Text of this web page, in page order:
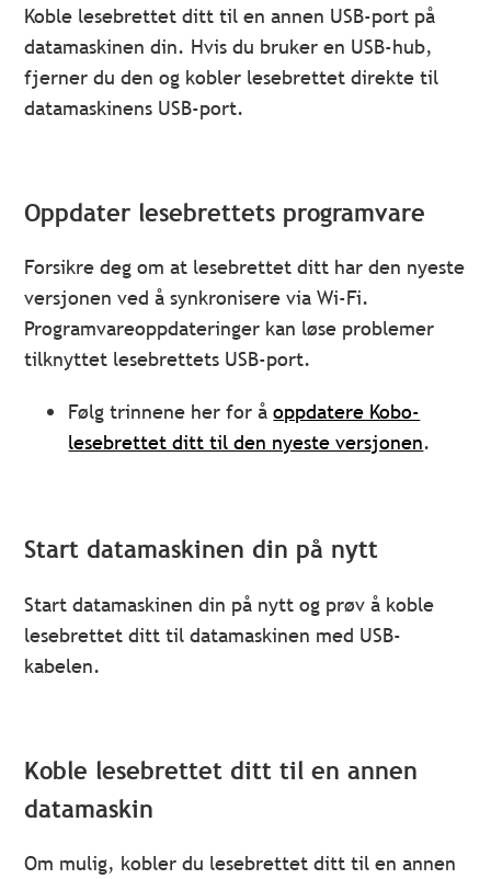
Koble lesebrettet ditt til en annen USB-port på
datamaskinen din. Hvis du bruker en USB-hub,
fjerner du den og kobler lesebrettet direkte til
datamaskinens USB-port.
Oppdater lesebrettets programvare
Forsikre deg om at lesebrettet ditt har den nyeste
versjonen ved å synkronisere via Wi-Fi.
Programvareoppdateringer kan løse problemer
tilknyttet lesebrettets USB-port.
Følg trinnene her for åoppdatere Kobo-
lesebrettet ditt til den nyeste versjonen.
Start datamaskinen din på nytt
Start datamaskinen din på nytt og prøv å koble
lesebrettet ditt til datamaskinen med USB-
kabelen.
Koble lesebrettet ditt til en annen
datamaskin
Om mulig, kobler du lesebrettet ditt til en annen